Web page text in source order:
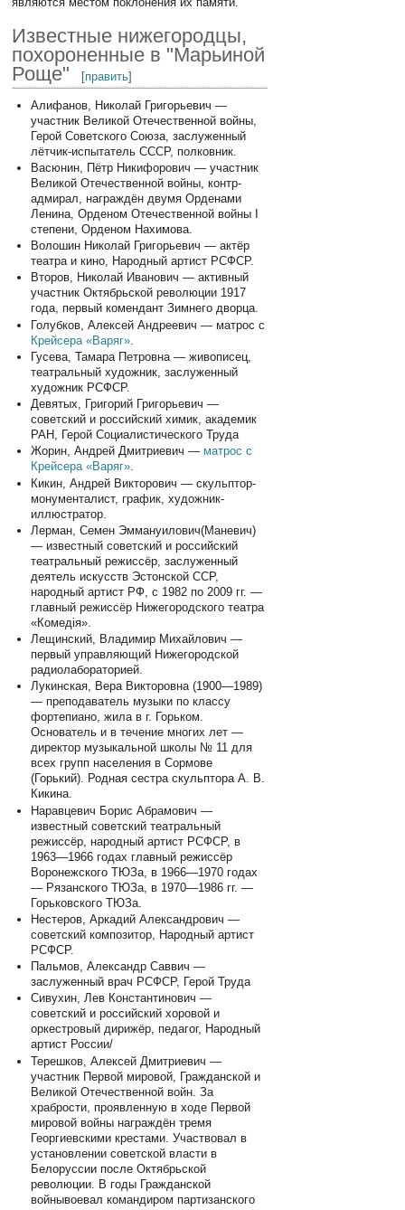
Известные нижегородцы,
похороненные в "Марьиной
Роще"
[править]
Алифанов, Николай Григорьевич —
участник Великой Отечественной войны,
Герой Советского Союза, заслуженный
лётчик-испытатель СССР, полковник.
Васюнин, Пётр Никифорович — участник
Великой Отечественной войны, контр-
адмирал, награждён двумя Орденами
Ленина, Орденом Отечественной войны I
степени, Орденом Нахимова.
Волошин Николай Григорьевич — актёр
театра и кино, Народный артист РСФСР.
Второв, Николай Иванович — активный
участник Октябрьской революции 1917
года, первый комендант Зимнего дворца.
Голубков, Алексей Андреевич — матрос с
Крейсера «Варяг».
Гусева, Тамара Петровна — живописец,
театральный художник, заслуженный
художник РСФСР.
Девятых, Григорий Григорьевич —
советский и российский химик, академик
РАН, Герой Социалистического Труда
Жорин, Андрей Дмитриевич — матрос с
Крейсера «Варяг».
Кикин, Андрей Викторович — скульптор-
монументалист, график, художник-
иллюстратор.
Лерман, Семен Эммануилович(Маневич)
— известный советский и российский
театральный режиссёр, заслуженный
деятель искусств Эстонской ССР,
народный артист РФ, с 1982 по 2009 гг. —
главный режиссёр Нижегородского театра
«Комедiя».
Лещинский, Владимир Михайлович —
первый управляющий Нижегородской
радиолабораторией.
Лукинская, Вера Викторовна (1900—1989)
— преподаватель музыки по классу
фортепиано, жила в г. Горьком.
Основатель и в течение многих лет —
директор музыкальной школы № 11 для
всех групп населения в Сормове
(Горький). Родная сестра скульптора А. В.
Кикина.
Наравцевич Борис Абрамович —
известный советский театральный
режиссёр, народный артист РСФСР, в
1963—1966 годах главный режиссёр
Воронежского ТЮЗа, в 1966—1970 годах
— Рязанского ТЮЗа, в 1970—1986 гг. —
Горьковского ТЮЗа.
Нестеров, Аркадий Александрович —
советский композитор, Народный артист
РСФСР.
Пальмов, Александр Саввич —
заслуженный врач РСФСР, Герой Труда
Сивухин, Лев Константинович —
советский и российский хоровой и
оркестровый дирижёр, педагог, Народный
артист России/
Терешков, Алексей Дмитриевич —
участник Первой мировой, Гражданской и
Великой Отечественной войн. За
храбрости, проявленную в ходе Первой
мировой войны награждён тремя
Георгиевскими крестами. Участвовал в
установлении советской власти в
Белоруссии после Октябрьской
революции. В годы Гражданской
войнывоевал командиром партизанского